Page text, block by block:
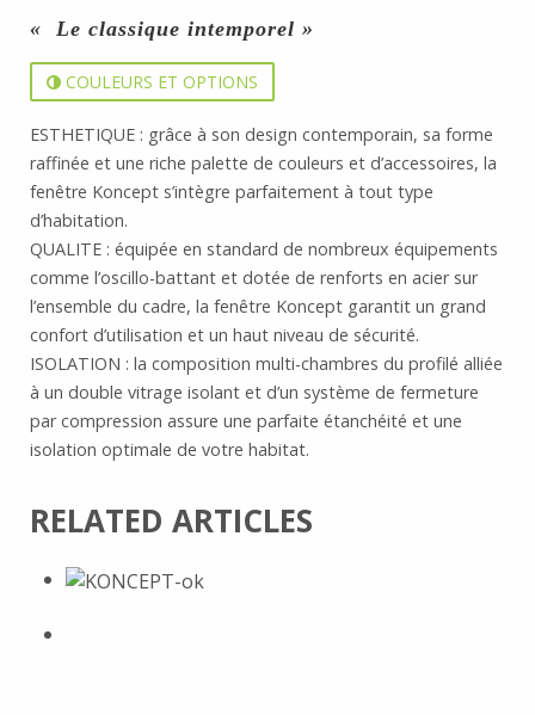
« Le classique intemporel »
COULEURS ET OPTIONS
ESTHETIQUE : grâce à son design contemporain, sa forme
raffinée et une riche palette de couleurs et d’accessoires, la
fenêtre Koncept s’intègre parfaitement à tout type
d’habitation.
QUALITE : équipée en standard de nombreux équipements
comme l’oscillo-battant et dotée de renforts en acier sur
l’ensemble du cadre, la fenêtre Koncept garantit un grand
confort d’utilisation et un haut niveau de sécurité.
ISOLATION : la composition multi-chambres du profilé alliée
à un double vitrage isolant et d’un système de fermeture
par compression assure une parfaite étanchéité et une
isolation optimale de votre habitat.
RELATED ARTICLES